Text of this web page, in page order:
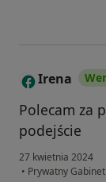
I Irena
Polecam za
podejście
27 kwietnia 2024
• Prywatny